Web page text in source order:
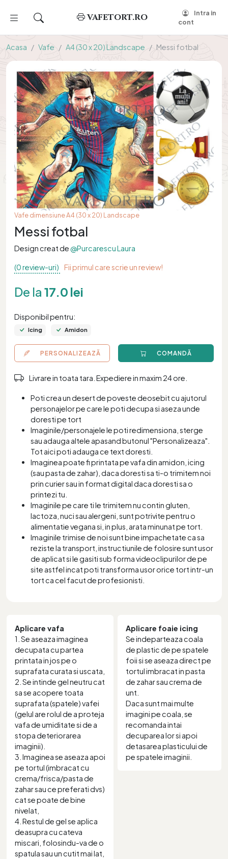
VAFETORT.RO
Intra in
cont
Acasa Vafe A4 (30 x 20) Landscape Messi fotbal
Vafe dimensiune A4 (30 x 20) Landscape
Messi fotbal
Design creat de@Purcarescu Laura
(0 review-uri) Fii primul care scrie un review!
De la 17.0 lei
Disponibil pentru:
Icing Amidon
PERSONALIZEAZĂ COMANDĂ
Livrare in toata tara. Expediere in maxim 24 ore.
Poti crea un desert de poveste deosebit cu ajutorul
personajelor pe care le poti decupa si aseza unde
doresti pe tort
Imaginile/personajele le poti redimensiona, sterge
sau adauga altele apasand butonul "Personalizeaza".
Tot aici poti adauga ce text doresti.
Imaginea poate fi printata pe vafa din amidon, icing
(sau pasta de zahar), daca doresti sa ti-o trimitem noi
prin curier sau in format digital daca doresti sa o
printezi tu.
Imaginile pe care ti le trimitem nu contin gluten,
lactoza, nuci sau alergeni, sunt potrivite pentru o
alimentatie vegana si, in plus, arata minunat pe tort.
Imaginile trimise de noi sunt bine impachetate ca sa
reziste la transport, instructiunile de folosire sunt usor
de aplicat si le gasiti sub forma videoclipurilor de pe
site astfel incat poti transforma usor orice tort intr-un
tort ca cel facut de profesionisti.
Aplicare vafa
1. Se aseaza imaginea
decupata cu partea
printata in jos pe o
suprafata curata si uscata,
2. Se intinde gel neutru cat
sa se acopere toata
suprafata (spatele) vafei
(gelul are rolul de a proteja
vafa de umiditate si de a
stopa deteriorarea
imaginii).
3. Imaginea se aseaza apoi
pe tortul (imbracat cu
crema/frisca/pasta de
zahar sau ce preferati dvs)
cat se poate de bine
nivelat,
4. Restul de gel se aplica
deasupra cu cateva
miscari, folosindu-va de o
spatula sau un cutit mai lat,
Aplicare foaie icing
Se indeparteaza coala
de plastic de pe spatele
foii si se aseaza direct pe
tortul imbracat in pasta
de zahar sau crema de
unt.
Daca sunt mai multe
imagini pe coala, se
recomanda intai
decuparea lor si apoi
detasarea plasticului de
pe spatele imaginii.